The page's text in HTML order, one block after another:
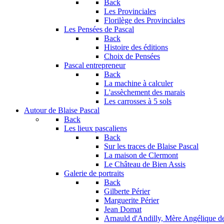
Back
Les Provinciales
Florilège des Provinciales
Les Pensées de Pascal
Back
Histoire des éditions
Choix de Pensées
Pascal entrepreneur
Back
La machine à calculer
L'assèchement des marais
Les carrosses à 5 sols
Autour de Blaise Pascal
Back
Les lieux pascaliens
Back
Sur les traces de Blaise Pascal
La maison de Clermont
Le Château de Bien Assis
Galerie de portraits
Back
Gilberte Périer
Marguerite Périer
Jean Domat
Arnauld d'Andilly, Mère Angélique